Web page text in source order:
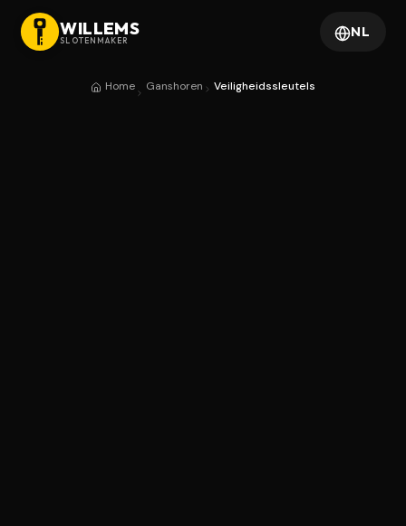
WILLEMS
SLOTENMAKER NL
Home Ganshoren Veiligheidssleutels